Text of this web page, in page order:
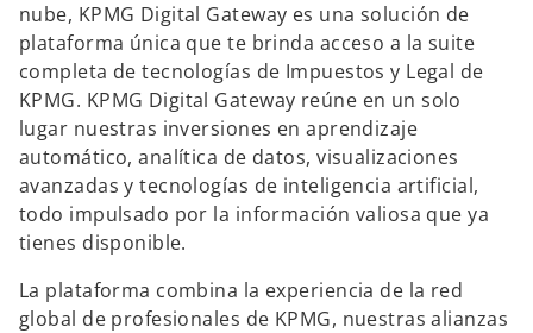
nube, KPMG Digital Gateway es una solución de
plataforma única que te brinda acceso a la suite
completa de tecnologías de Impuestos y Legal de
KPMG. KPMG Digital Gateway reúne en un solo
lugar nuestras inversiones en aprendizaje
automático, analítica de datos, visualizaciones
avanzadas y tecnologías de inteligencia artificial,
todo impulsado por la información valiosa que ya
tienes disponible.
La plataforma combina la experiencia de la red
global de profesionales de KPMG, nuestras alianzas